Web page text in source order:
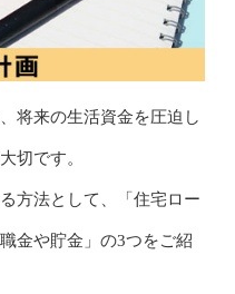
将来の生活資金を圧迫し
切です。
方法として、「住宅ロー
金や貯金」の3つをご紹